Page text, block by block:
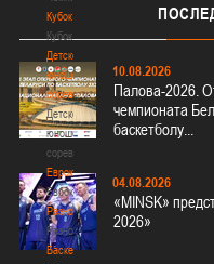
Кубок
Кубок
Детско-
юношеские
соревнования
Детско-
юношеские
соревнования
Еврокубки
Еврокубки
Разное
Разное
Баскетбол
10.08.2026
Палова-2026.
чемпионата
баскетболу...
04.08.2026
«MINSK»
2026»